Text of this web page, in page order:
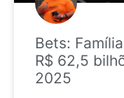
Bets:
R$ 62,5
2025